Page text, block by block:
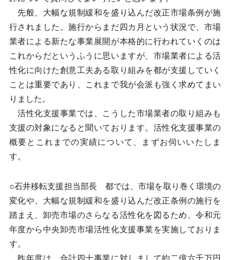
先般、大幅な規制緩和を盛り込んだ改正市場条例が施
行されました。施行からまだ四カ月という状況で、市場
業者による新たな事業展開が本格的に行われていくのは
これからだというふうに思いますが、市場業者による活
性化に向けた創意工夫ある取り組みを都が支援していく
ことは重要であり、これまで我が会派も強く求めてまい
りました。
活性化支援事業では、こうした市場業者の取り組みも
支援の対象になると聞いております。活性化支援事業の
概要とこれまでの実績について、まずお伺いいたしま
す。
○石井移転支援担当部長 都では、市場を取り巻く環境の
変化や、大幅な規制緩和を盛り込んだ改正条例の施行を
踏まえ、卸売市場のさらなる活性化を図るため、令和元
年度から中央卸売市場活性化支援事業を実施しておりま
す。
昨年度は、合計四十事業に対しまして約二億六千万円